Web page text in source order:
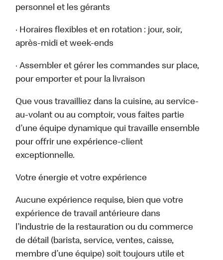
personnel et les gérants
· Horaires flexibles et en rotation : jour, soir,
après-midi et week-ends
· Assembler et gérer les commandes sur place,
pour emporter et pour la livraison
Que vous travailliez dans la cuisine, au service-
au-volant ou au comptoir, vous faites partie
d’une équipe dynamique qui travaille ensemble
pour offrir une expérience-client
exceptionnelle.
Votre énergie et votre expérience
Aucune expérience requise, bien que votre
expérience de travail antérieure dans
l’industrie de la restauration ou du commerce
de détail (barista, service, ventes, caisse,
membre d’une équipe) soit toujours utile et